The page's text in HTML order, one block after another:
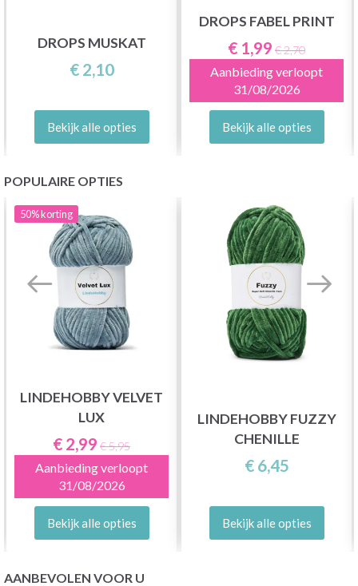
DROPS MUSKAT
€ 2,10
Bekijk alle opties
DROPS FABEL PRINT
€ 1,99 € 2,70
Aanbieding verloopt
31/08/2026
Bekijk alle opties
POPULAIRE OPTIES
50%korting
LINDEHOBBY VELVET
LUX
€ 2,99 € 5,95
Aanbieding verloopt
31/08/2026
Bekijk alle opties
LINDEHOBBY FUZZY
CHENILLE
€ 6,45
Bekijk alle opties
AANBEVOLEN VOOR U